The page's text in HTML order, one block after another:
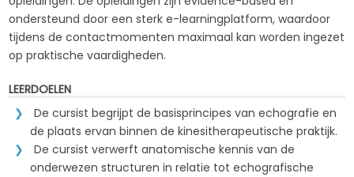
ondersteund door een sterk e-learningplatform, waardoor
tijdens de contactmomenten maximaal kan worden ingezet
op praktische vaardigheden.
LEERDOELEN
De cursist begrijpt de basisprincipes van echografie en
de plaats ervan binnen de kinesitherapeutische praktijk.
De cursist verwerft anatomische kennis van de
onderwezen structuren in relatie tot echografische